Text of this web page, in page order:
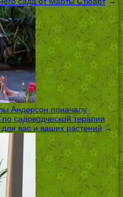
Андерсон поначалу
садоводческой терапии
для вас и ваших растений→